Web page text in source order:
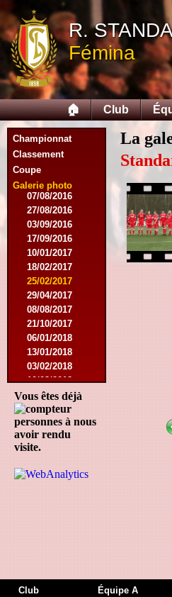
R.
Fémina
🏠 Club
Championnat
Classement
Coupe
Galerie photo
05/04/2015
23/05/2015
30/05/2015
12/08/2015
15/08/2015
22/08/2015
12/09/2015
10/10/2015
07/11/2015
21/11/2015
12/12/2015
27/02/2016
12/03/2016
07/08/2016
27/08/2016
03/09/2016
17/09/2016
10/01/2017
18/02/2017
25/02/2017
29/04/2017
08/08/2017
21/10/2017
06/01/2018
13/01/2018
03/02/2018
10/03/2018
05/05/2018
15/08/2018
12/01/2019
27/07/2019
17/08/2019
14/12/2019
Vous êtes déjà
personnes à nous
avoir rendu
visite.
La
Club Équipe A